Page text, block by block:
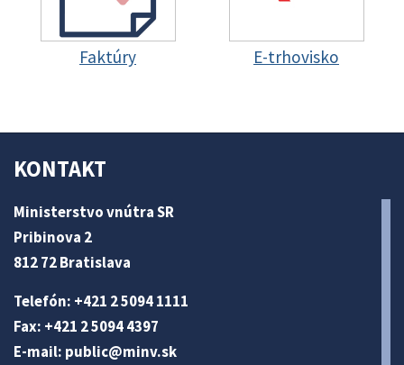
Faktúry E-trhovisko
KONTAKT
Ministerstvo vnútra SR
Pribinova 2
812 72 Bratislava
Telefón: +421 2 5094 1111
Fax: +421 2 5094 4397
E-mail: public@minv.sk